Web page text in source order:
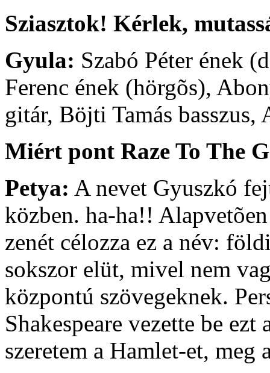
Sziasztok! Kérlek,
Gyula: Szabó Péter ének
Ferenc ének (hörgõs),
gitár, Böjti Tamás
Miért pont Raze To The
Petya: A nevet Gyuszkó
közben. ha-ha!!
zenét célozza ez a név:
sokszor elüt, mivel nem
központú szövegeknek.
Shakespeare vezette be
szeretem a Hamlet-et, meg